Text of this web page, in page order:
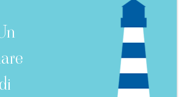
di